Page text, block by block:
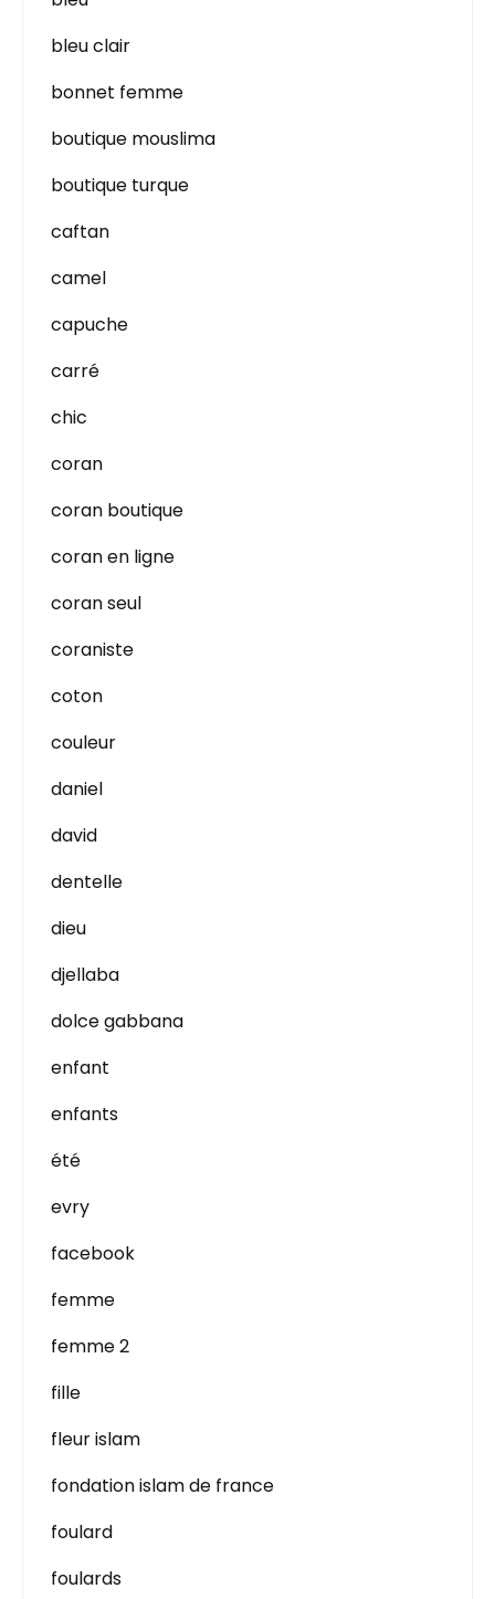
bleu clair
bonnet femme
boutique mouslima
boutique turque
caftan
camel
capuche
carré
chic
coran
coran boutique
coran en ligne
coran seul
coraniste
coton
couleur
daniel
david
dentelle
dieu
djellaba
dolce gabbana
enfant
enfants
été
evry
facebook
femme
femme 2
fille
fleur islam
fondation islam de france
foulard
foulards